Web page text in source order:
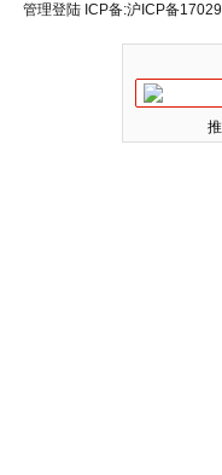
管理登陆 ICP备:沪ICP备